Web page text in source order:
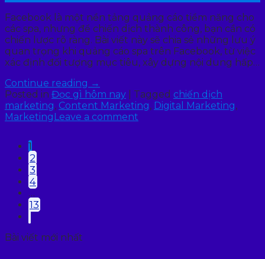
Facebook là một nền tảng quảng cáo tiềm năng cho
các spa, nhưng để chiến dịch thành công, bạn cần có
chiến lược rõ ràng. Bài viết này sẽ chia sẻ những lưu ý
quan trọng khi quảng cáo spa trên Facebook, từ việc
xác định đối tượng mục tiêu, xây dựng nội dung hấp…
Continue reading →
Posted in Đọc gì hôm nay Tagged chiến dịch
marketing, Content Marketing, Digital Marketing,
Marketing Leave a comment
1
2
3
4
…
13
Bài viết mới nhất